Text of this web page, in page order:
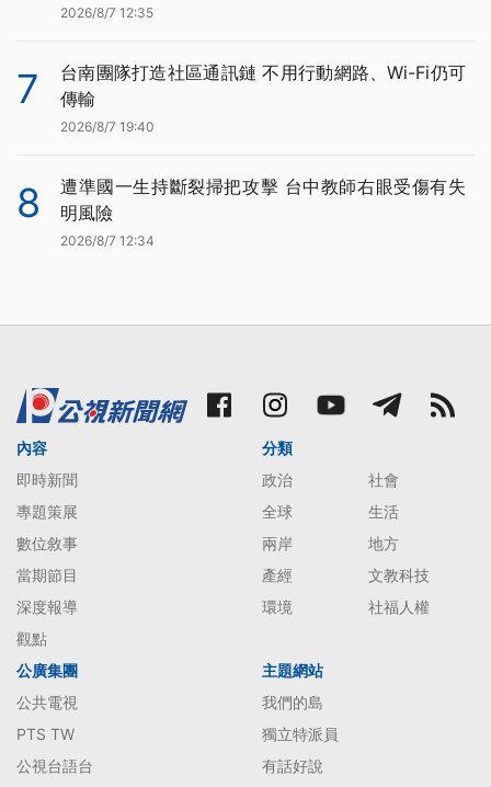
2026/8/7 12:35
7
台南團隊打造社區通訊鏈 不用行動網路、Wi-Fi仍可
傳輸
2026/8/7 19:40
8
遭準國一生持斷裂掃把攻擊 台中教師右眼受傷有失
明風險
2026/8/7 12:34
內容
即時新聞
專題策展
數位敘事
當期節目
深度報導
觀點
分類
政治
社會
全球
生活
兩岸
地方
產經
文教科技
環境
社福人權
公廣集團
公共電視
PTS TW
公視台語台
主題網站
我們的島
獨立特派員
有話好說